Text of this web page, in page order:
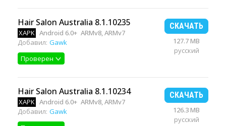
Hair Salon Australia 8.1.10235
XAPK Android 6.0+ ARMv8, ARMv7
Добавил: Gawk
Проверен
СКАЧАТЬ
127.7 MB
русский
Hair Salon Australia 8.1.10234
XAPK Android 6.0+ ARMv8, ARMv7
Добавил: Gawk
СКАЧАТЬ
126.3 MB
русский